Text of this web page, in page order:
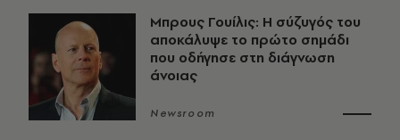
Μπρους Γουίλις: Η σύζυγός του
αποκάλυψε το πρώτο σημάδι
που οδήγησε στη διάγνωση
άνοιας
Newsroom